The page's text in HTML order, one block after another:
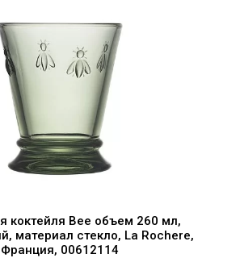
коктейля Bee объем 260 мл,
материал стекло, La Rochere,
Франция, 00612114